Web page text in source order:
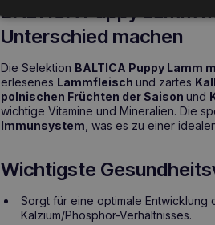
BALTICA Puppy Lamm
Unterschied machen
Die Selektion BALTICA Puppy Lamm
erlesenes Lammfleisch und zartes
polnischen Früchten der Saison und
wichtige Vitamine und Mineralien. Die
Immunsystem , was es zu einer
Wichtigste
Sorgt für eine optimale
Kalzium/Phosphor-Verhältnisses.